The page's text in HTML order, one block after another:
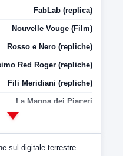
FabLab (replica)
Nouvelle Vouge (Film)
Rosso e Nero (repliche)
Red Roger (repliche)
Fili Meridiani (repliche)
La Mappa dei Piaceri
sul digitale terrestre